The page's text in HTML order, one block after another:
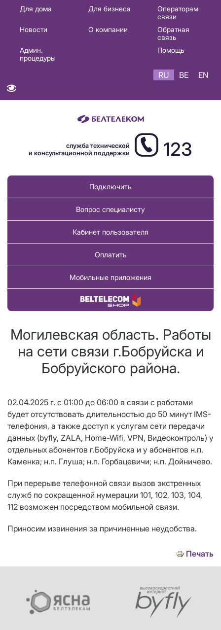
Основная
навигация
Для дома Для бизнеса
Операторам
связи
Новости
О компании
Обратная
связь
Админ.
процедуры
Помощь
RU BE EN
служба технической
и консультационной поддержки
123
Подключить
Вопрос специалисту
Кабинет пользователя
Оплатить
Мобильные приложения
Купить товар
Могилевская область. Работы
на сети связи г.Бобруйска и
Бобруйского района.
02.04.2025 г. с 01:00 до 06:00 в связи с работами
будет отсутствовать длительностью до 50 минут IMS-
телефония, а также доступ к услугам сети передачи
данных (byfly, ZALA, Home-Wifi, VPN, Видеоконтроль) у
отдельных абонентов г.Бобруйска и у абонентов н.п.
Каменка; н.п. Глуша; н.п. Горбацевичи; н.п. Дойничево.
При перерыве телефонной связи вызов экстренных
служб по сокращенной нумерации 101, 102, 103, 104,
112 возможен посредством мобильной связи.
Приносим извинения за причиненные неудобства.
Печать